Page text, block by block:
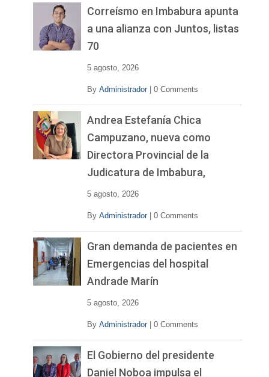
Correísmo en Imbabura apunta
a una alianza con Juntos, listas
70
5 agosto, 2026
By Administrador 0 Comments
Andrea Estefanía Chica
Campuzano, nueva como
Directora Provincial de la
Judicatura de Imbabura,
5 agosto, 2026
By Administrador 0 Comments
Gran demanda de pacientes en
Emergencias del hospital
Andrade Marín
5 agosto, 2026
By Administrador 0 Comments
El Gobierno del presidente
Daniel Noboa impulsa el